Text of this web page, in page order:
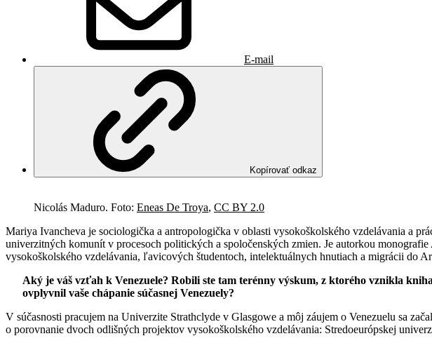
E-mail
Kopírovať odkaz
Nicolás Maduro. Foto: Eneas De Troya, CC BY 2.0
Mariya Ivancheva je sociologička a antropologička v oblasti vysokoškolského vzdelávania a
univerzitných komunít v procesoch politických a spoločenských zmien. Je autorkou monografie
vysokoškolského vzdelávania, ľavicových študentoch, intelektuálnych hnutiach a migrácii do
Aký je váš vzťah k Venezuele? Robili ste tam terénny výskum, z ktorého vznikla
ovplyvnil vaše chápanie súčasnej Venezuely?
V súčasnosti pracujem na Univerzite Strathclyde v Glasgowe a môj záujem o Venezuelu sa
o porovnanie dvoch odlišných projektov vysokoškolského vzdelávania: Stredoeurópskej